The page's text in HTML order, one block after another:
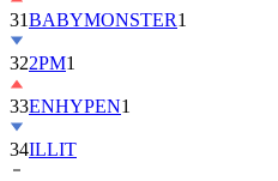
31BABYMONSTER1
322PM1
33ENHYPEN1
34ILLIT